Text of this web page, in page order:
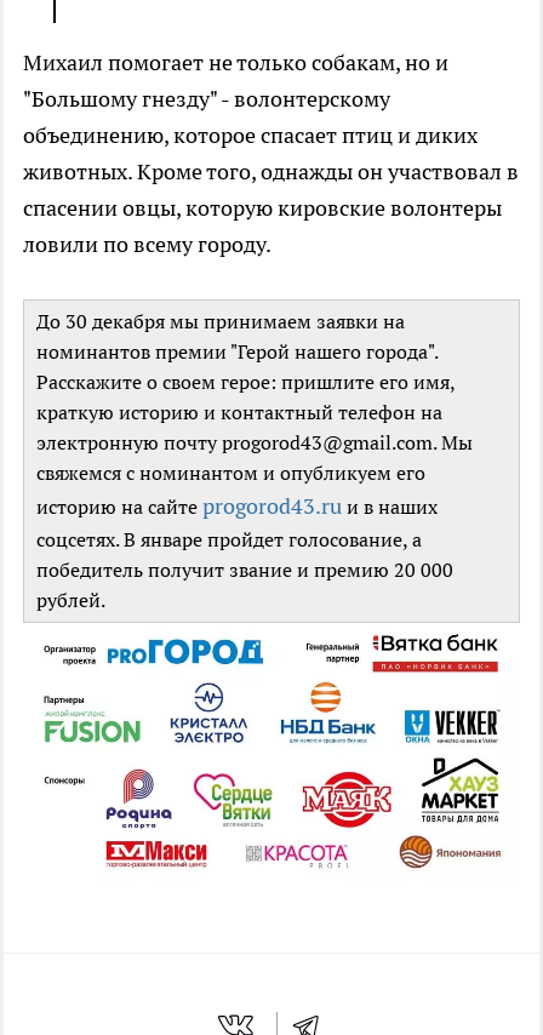
Михаил помогает не только собакам, но и
"Большому гнезду" - волонтерскому
объединению, которое спасает птиц и диких
животных. Кроме того, однажды он участвовал в
спасении овцы, которую кировские волонтеры
ловили по всему городу.
До 30 декабря мы принимаем заявки на
номинантов премии "Герой нашего города".
Расскажите о своем герое: пришлите его имя,
краткую историю и контактный телефон на
электронную почту progorod43@gmail.com. Мы
свяжемся с номинантом и опубликуем его
историю на сайте progorod43.ru и в наших
соцсетях. В январе пройдет голосование, а
победитель получит звание и премию 20 000
рублей.